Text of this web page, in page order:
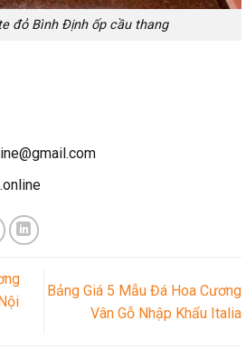
đỏ Bình Định ốp cầu thang
Bảng Giá 5 Mẫu Đá Hoa Cương
Vân Gỗ Nhập Khẩu Italia